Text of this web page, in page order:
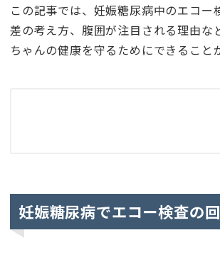
この記事では、妊娠糖尿病中のエコ
差の考え方、腹囲が注目される理由
ちゃんの健康を守るためにできること
妊娠糖尿病でエコー検査の